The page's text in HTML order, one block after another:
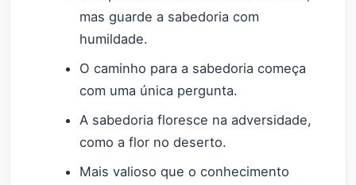
mas guarde a sabedoria com
humildade.
O caminho para a sabedoria começa
com uma única pergunta.
A sabedoria floresce na adversidade,
como a flor no deserto.
Mais valioso que o conhecimento